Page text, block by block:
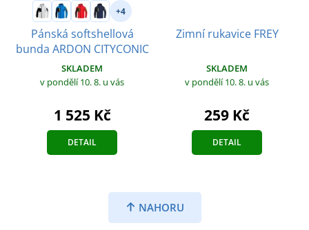
+4
Pánská softshellová
bunda ARDON CITYCONIC
SKLADEM
v pondělí 10. 8. u vás
1 525 Kč
DETAIL
Zimní rukavice FREY
SKLADEM
v pondělí 10. 8. u vás
259 Kč
DETAIL
NAHORU